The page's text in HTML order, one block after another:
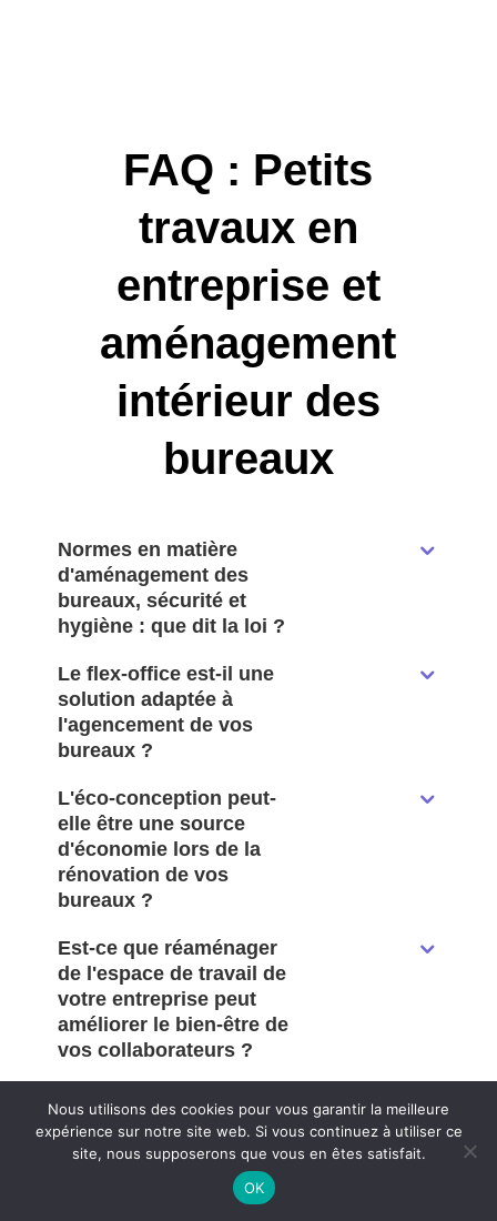
FAQ : Petits
travaux en
entreprise et
aménagement
intérieur des
bureaux
Normes en matière
d'aménagement des
bureaux, sécurité et
hygiène : que dit la loi ?
Le flex-office est-il une
solution adaptée à
l'agencement de vos
bureaux ?
L'éco-conception peut-
elle être une source
d'économie lors de la
rénovation de vos
bureaux ?
Est-ce que réaménager
de l'espace de travail de
votre entreprise peut
améliorer le bien-être de
vos collaborateurs ?
comparateur de services
de fruits au bureau ?
Sur quel budget impacter
Nous utilisons des cookies pour vous garantir la meilleure
expérience sur notre site web. Si vous continuez à utiliser ce
site, nous supposerons que vous en êtes satisfait.
OK